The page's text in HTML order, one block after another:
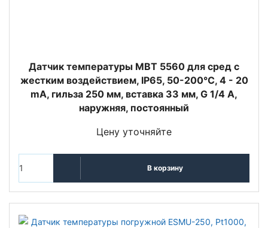
Датчик температуры MBT 5560 для сред с
жестким воздействием, IP65, 50-200°C, 4 - 20
mA, гильза 250 мм, вставка 33 мм, G 1/4 A,
наружняя, постоянный
Цену уточняйте
В корзину